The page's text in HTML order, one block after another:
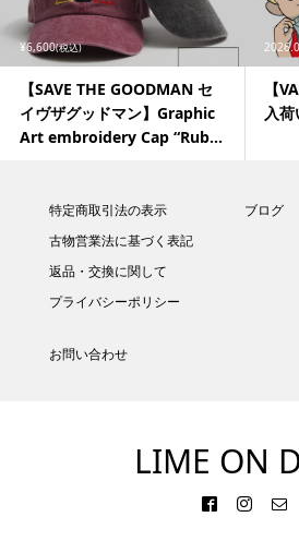
¥6,600(税込)
【SAVE THE GOODMAN セ
イヴザグッドマン】Graphic
Art embroidery Cap “Rub...
【
入荷
特定商取引法の表示
古物営業法に基づく表記
返品・交換に関して
プライバシーポリシー
ブログ
お問い合わせ
LIME ON